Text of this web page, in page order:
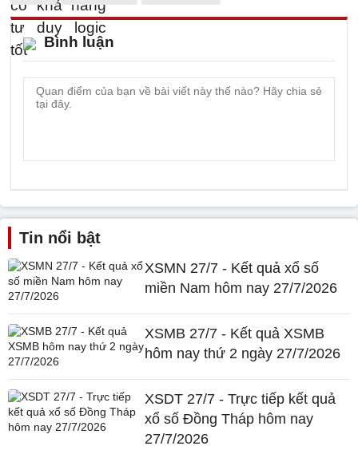
Bình luận
Tin nổi bật
XSMN 27/7 - Kết quả xổ số
miền Nam hôm nay 27/7/2026
XSMB 27/7 - Kết quả XSMB
hôm nay thứ 2 ngày 27/7/2026
XSDT 27/7 - Trực tiếp kết quả
xổ số Đồng Tháp hôm nay
27/7/2026